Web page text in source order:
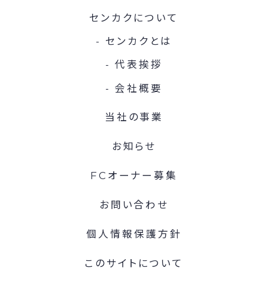
センカクについて
センカクとは
代表挨拶
会社概要
当社の事業
お知らせ
FCオーナー募集
お問い合わせ
個人情報保護方針
このサイトについて